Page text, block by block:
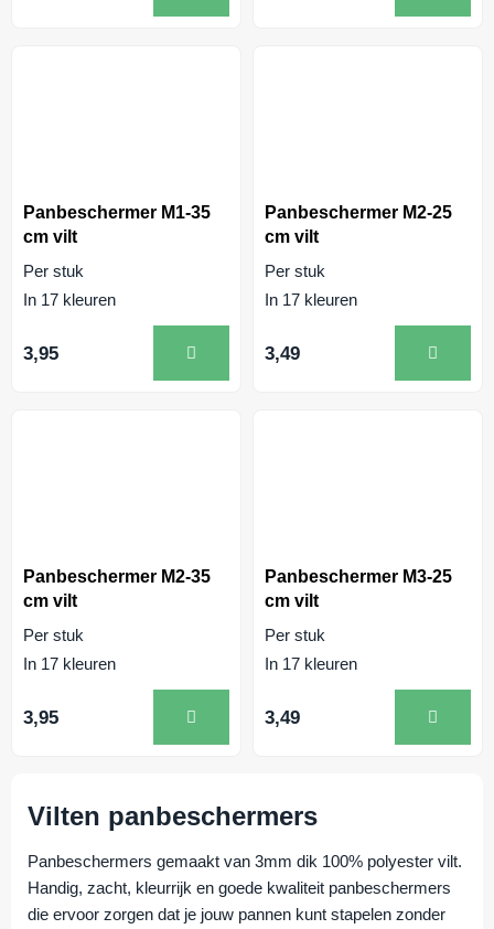
Panbeschermer M1-35
cm vilt
Per stuk
In 17 kleuren
3,95
Panbeschermer M2-25
cm vilt
Per stuk
In 17 kleuren
3,49
Panbeschermer M2-35
cm vilt
Per stuk
In 17 kleuren
3,95
Panbeschermer M3-25
cm vilt
Per stuk
In 17 kleuren
3,49
Vilten panbeschermers
Panbeschermers gemaakt van 3mm dik 100% polyester vilt.
Handig, zacht, kleurrijk en goede kwaliteit panbeschermers
die ervoor zorgen dat je jouw pannen kunt stapelen zonder